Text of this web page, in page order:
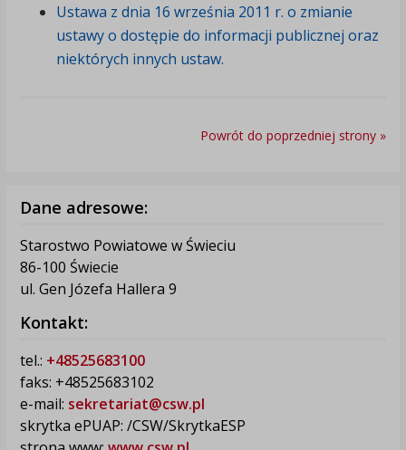
Ustawa z dnia 16 września 2011 r. o zmianie
ustawy o dostępie do informacji publicznej oraz
niektórych innych ustaw.
Powrót do poprzedniej strony »
Dane adresowe:
Starostwo Powiatowe w Świeciu
86-100 Świecie
ul. Gen Józefa Hallera 9
Kontakt:
tel.: +48525683100
faks: +48525683102
e-mail: sekretariat@csw.pl
skrytka ePUAP: /CSW/SkrytkaESP